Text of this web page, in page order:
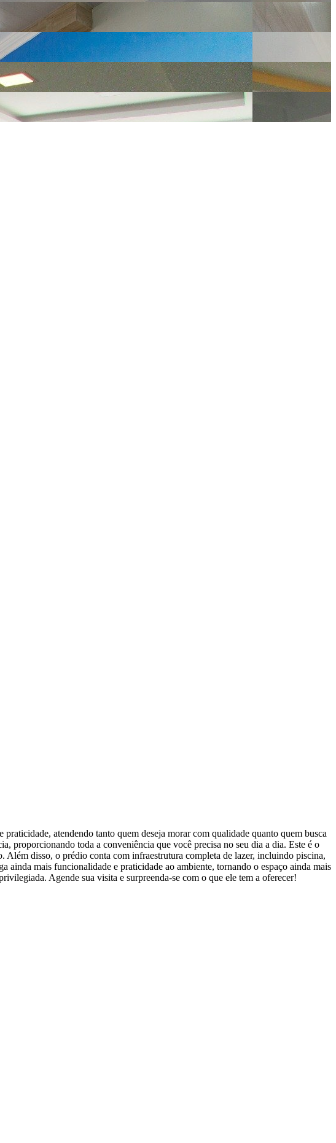
atendendo tanto quem deseja morar com qualidade quanto quem busca
proporcionando toda a conveniência que você precisa no seu dia a dia. Este é o
Além disso, o prédio conta com infraestrutura completa de lazer, incluindo piscina,
mais funcionalidade e praticidade ao ambiente, tornando o espaço ainda mais
Agende sua visita e surpreenda-se com o que ele tem a oferecer!